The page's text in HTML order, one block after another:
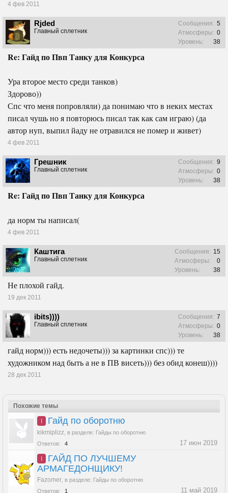
4 фев 2011
Rjded
Главный сплетник
Сообщения: 5
Атмосферы: 0
Уровень:
38
Re: Гайд по Пвп Танку для Конкурса
Ура второе место среди танков)
Здорово))
Спс что меня попровляли) да понимаю что в неких местах
писал чушь но я повторюсь писал так как сам играю) (да
автор нуп, выпил йаду не отравился не помер и живет)
4 фев 2011
Грешник
Главный сплетник
Сообщения: 9
Атмосферы: 0
Уровень:
38
Re: Гайд по Пвп Танку для Конкурса
да норм ты написал(
4 фев 2011
Каштига
Главный сплетник
Сообщения: 15
Атмосферы:
0
Уровень:
38
Не плохой гайд.
19 дек 2011
ibits))))
Главный сплетник
Сообщения: 7
Атмосферы: 0
Уровень:
38
гайд норм))) есть недочеты))) за картинки спс))) те
художником над быть а не в ПВ висеть))) без обид конеш))))
28 дек 2011
Похожие темы
Гайд по оборотню
kikmiplizz в разделе: Гайды по оборотню
Ответов:
4 17 июн 2019
ГАЙД ПО ЛУЧШЕМУ
АРМАГЕДОНЩИКУ!
Fazomer в разделе: Гайды по оборотню
Ответов:
1 11 май 2019